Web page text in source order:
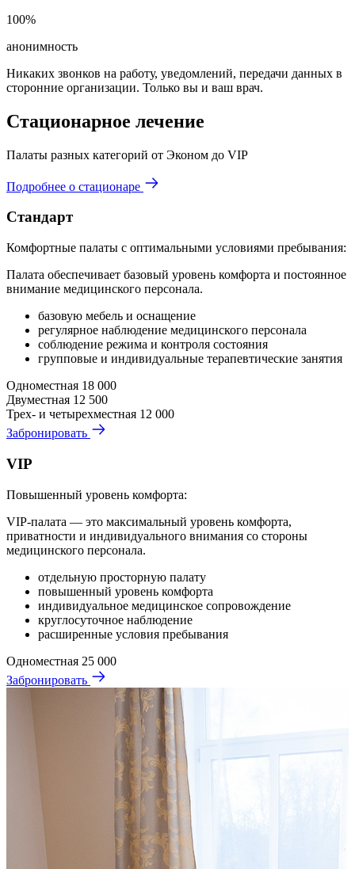
100%
анонимность
Никаких звонков на работу, уведомлений, передачи данных в
сторонние организации. Только вы и ваш врач.
Стационарное лечение
Палаты разных категорий от Эконом до VIP
Подробнее о стационаре
Стандарт
Комфортные палаты с оптимальными условиями пребывания:
Палата обеспечивает базовый уровень комфорта и постоянное
внимание медицинского персонала.
базовую мебель и оснащение
регулярное наблюдение медицинского персонала
соблюдение режима и контроля состояния
групповые и индивидуальные терапевтические занятия
Одноместная 18 000
Двуместная 12 500
Трех- и четырехместная 12 000
Забронировать
VIP
Повышенный уровень комфорта:
VIP-палата — это максимальный уровень комфорта,
приватности и индивидуального внимания со стороны
медицинского персонала.
отдельную просторную палату
повышенный уровень комфорта
индивидуальное медицинское сопровождение
круглосуточное наблюдение
расширенные условия пребывания
Одноместная 25 000
Забронировать